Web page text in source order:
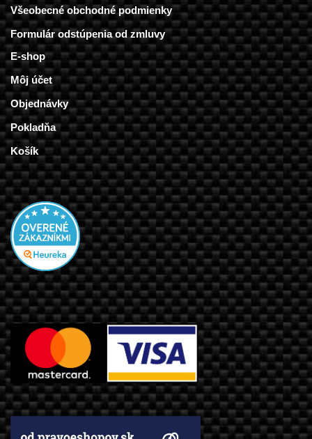
Všeobecné obchodné podmienky
Formulár odstúpenia od zmluvy
E-shop
Môj účet
Objednávky
Pokladňa
Košík